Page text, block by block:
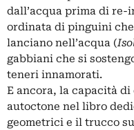
dall’acqua prima di re-
ordinata di pinguini
lanciano nell’acqua (
gabbiani che si
teneri innamorati.
E ancora, la capacità
autoctone nel libro
geometrici e il trucco